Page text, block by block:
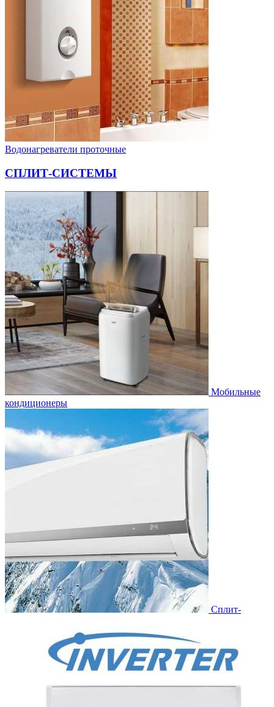
Водонагреватели проточные
СПЛИТ-СИСТЕМЫ
Мобильные
кондиционеры
Сплит-